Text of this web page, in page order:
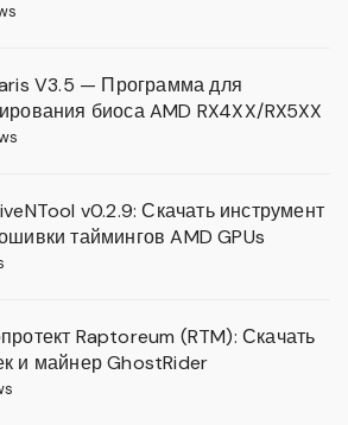
V3.5 — Программа для
биоса AMD RX4XX/RX5XX
v0.2.9: Скачать инструмент
таймингов AMD GPUs
Raptoreum (RTM): Скачать
и майнер GhostRider